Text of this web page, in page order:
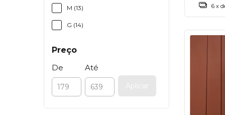
M (13)
G (14)
Preço
De
Até
Aplicar
6 x